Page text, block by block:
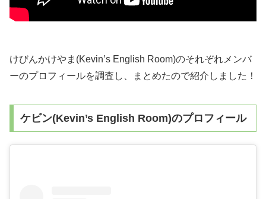
けびんかけやま(Kevin’s English Room)のそれぞれメンバ
ーのプロフィールを調査し、まとめたので紹介しました！
ケビン(Kevin’s English Room)のプロフィール